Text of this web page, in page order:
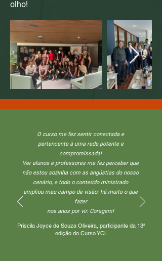
O curso me fez sentir conectada e
pertencente à uma rede potente e
compromissada!
Ver alunos e professores me fez perceber que
não estou sozinha com as angústias do nosso
cenário, e todo o conteúdo ministrado
ampliou meu campo de visão: há muito o que
fazer
nos anos por vir. Coragem!
Priscila Joyce de Souza Oliveira, participante da 13ª
edição do Curso YCL
olho!